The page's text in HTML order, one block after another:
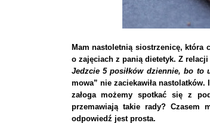
Mam nastoletnią siostrzenicę, która
o zajęciach z panią dietetyk. Z
Jedzcie 5 posiłków dziennie, bo
mowa” nie zaciekawiła
załoga możemy spotkać się z
przemawiają takie rady? Czasem
odpowiedź jest prosta.